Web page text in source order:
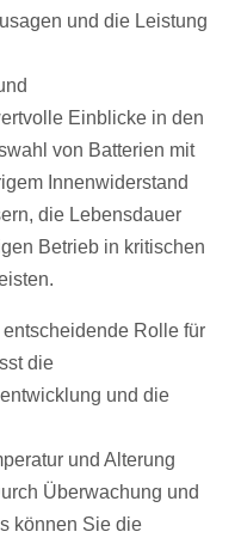
und die Leistung
Einblicke in den
von Batterien mit
Innenwiderstand
die Lebensdauer
Betrieb in kritischen
Rolle für
die
und die
und Alterung
Überwachung und
können Sie die